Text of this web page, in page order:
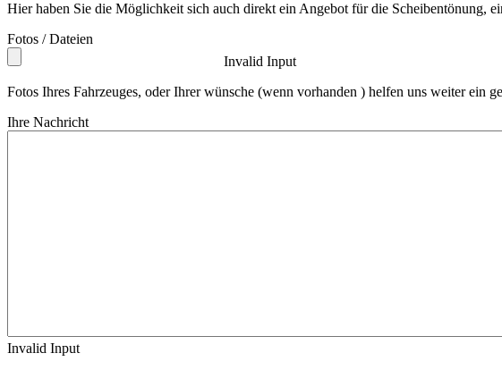
Hier haben Sie die Möglichkeit sich auch direkt ein Angebot für die Scheibentönung,
Fotos / Dateien
Invalid Input
Fotos Ihres Fahrzeuges, oder Ihrer wünsche (wenn vorhanden ) helfen uns weiter ein
Ihre Nachricht
Invalid Input